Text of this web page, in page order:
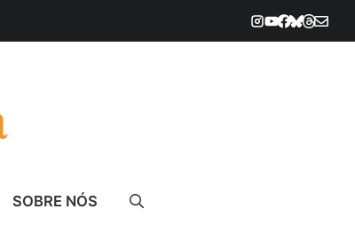
SOBRE NÓS